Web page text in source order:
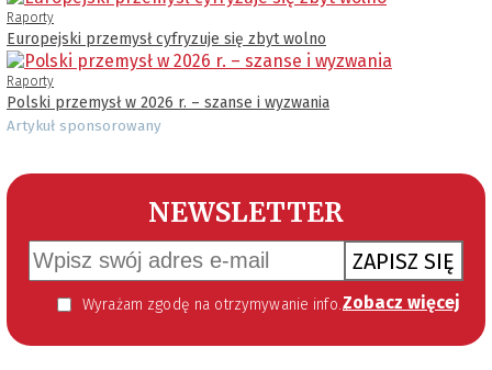
Raporty
Europejski przemysł cyfryzuje się zbyt wolno
Raporty
Polski przemysł w 2026 r. – szanse i wyzwania
Artykuł sponsorowany
NEWSLETTER
ZAPISZ SIĘ
Wyrażam zgodę na otrzymywanie informacji handlowej kierowanej do mnie za pomocą środków komunikacji elektronicznej w szczególności poczty elektronicznej zgodnie z przepisem art. 10 ust 2 ustawy z dnia 18 lipca 2002 roku o świadczeniu usług drogą elektroniczną (Dz. U. 144 z 2002 r. poz. 1204). Zgoda jest dobrowolna, jednak jej wyrażenie jest konieczne, aby otrzymywać newsletter. Zobacz więcej